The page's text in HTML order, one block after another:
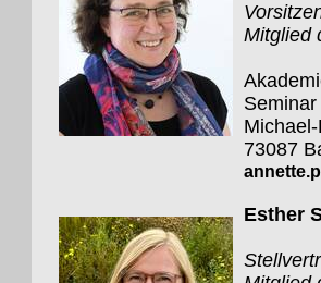
Mitglied
Seminar
73087
Esther